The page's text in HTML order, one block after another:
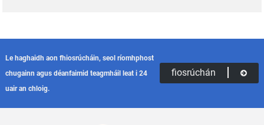
Le haghaidh aon fhiosrúcháin, seol ríomhphost
chugainn agus déanfaimid teagmháil leat i 24
uair an chloig.
fiosrúchán